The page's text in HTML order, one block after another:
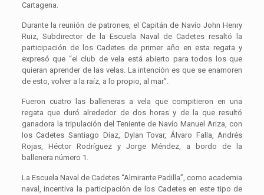
Cartagena.
Durante la reunión de patrones, el Capitán de Navío John Henry
Ruiz, Subdirector de la Escuela Naval de Cadetes resaltó la
participación de los Cadetes de primer año en esta regata y
expresó que “el club de vela está abierto para todos los que
quieran aprender de las velas. La intención es que se enamoren
de esto, volver a la raíz, a lo propio, al mar”.
Fueron cuatro las balleneras a vela que compitieron en una
regata que duró alrededor de dos horas y de la que resultó
ganadora la tripulación del Teniente de Navío Manuel Ariza, con
los Cadetes Santiago Díaz, Dylan Tovar, Álvaro Falla, Andrés
Rojas, Héctor Rodríguez y Jorge Méndez, a bordo de la
ballenera número 1.
La Escuela Naval de Cadetes “Almirante Padilla”, como academia
naval, incentiva la participación de los Cadetes en este tipo de